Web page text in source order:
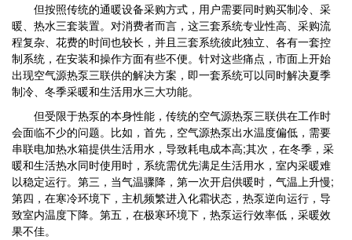
但按照传统的通暖设备采购方式，用户需要同时购买制冷、采
暖、热水三套装置。对消费者而言，这三套系统专业性高、采购流
程复杂、花费的时间也较长，并且三套系统彼此独立、各有一套控
制系统，在安装和操作方面有些不便。针对这些痛点，市面上开始
出现空气源热泵三联供的解决方案，即一套系统可以同时解决夏季
制冷、冬季采暖和生活用水三大功能。
但受限于热泵的本身性能，传统的空气源热泵三联供在工作时
会面临不少的问题。比如，首先，空气源热泵出水温度偏低，需要
串联电加热水箱提供生活用水，导致耗电成本高;其次，在冬季，采
暖和生活热水同时使用时，系统需优先满足生活用水，室内采暖难
以稳定运行。第三，当气温骤降，第一次开启供暖时，气温上升慢;
第四，在寒冷环境下，主机频繁进入化霜状态，热泵逆向运行，导
致室内温度下降。第五，在极寒环境下，热泵运行效率低，采暖效
果不佳。